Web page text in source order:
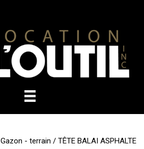
Gazon - terrain / TÊTE BALAI ASPHALTE